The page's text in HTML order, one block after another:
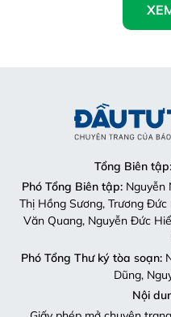
Tổng Biên tập
Phó Tổng Biên tập:Nguyễn
Thị Hồng Sương, Trương
Văn Quang, Nguyễn Đức
Phó Tổng Thư ký tòa soạn:
Dũng,
Nội